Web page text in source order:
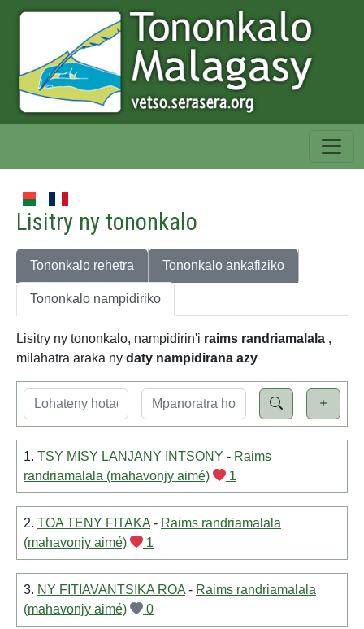
Lisitry ny tononkalo
Tononkalo rehetra Tononkalo ankafiziko
Tononkalo nampidiriko
Lisitry ny tononkalo, nampidirin'i raims randriamalala ,
milahatra araka ny daty nampidirana azy
1. TSY MISY LANJANY INTSONY - Raims
randriamalala (mahavonjy aimé)
1
2. TOA TENY FITAKA - Raims randriamalala
(mahavonjy aimé)
1
3. NY FITIAVANTSIKA ROA - Raims randriamalala
(mahavonjy aimé)
0